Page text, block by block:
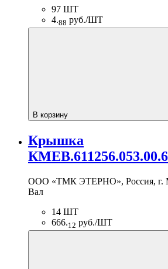
97 ШТ
4.88 руб./ШТ
В корзину
Крышка
ООО «ТМК ЭТЕРНО», Россия, г.
Вал
14 ШТ
666.12 руб./ШТ